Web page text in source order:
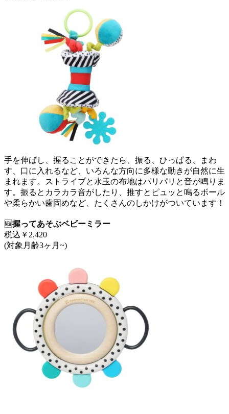
手を伸ばし、握ることができたら、振る、ひっぱる、まわ
す、口に入れるなど、いろんな方向に多様な動きが自然に生
まれます。ストライプと水玉の布地はパリパリと音が鳴りま
す。振るとカラカラ音がしたり、推すとピュッと鳴るボール
や柔らかい歯固めなど、たくさんのしかけがついています！
🆕握ってあそぶベビーミラー
税込￥2,420
(対象月齢3ヶ月~)